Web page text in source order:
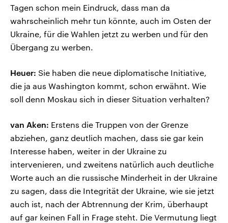
Tagen schon mein Eindruck, dass man da
wahrscheinlich mehr tun könnte, auch im Osten der
Ukraine, für die Wahlen jetzt zu werben und für den
Übergang zu werben.
Heuer: Sie haben die neue diplomatische Initiative,
die ja aus Washington kommt, schon erwähnt. Wie
soll denn Moskau sich in dieser Situation verhalten?
van Aken: Erstens die Truppen von der Grenze
abziehen, ganz deutlich machen, dass sie gar kein
Interesse haben, weiter in der Ukraine zu
intervenieren, und zweitens natürlich auch deutliche
Worte auch an die russische Minderheit in der Ukraine
zu sagen, dass die Integrität der Ukraine, wie sie jetzt
auch ist, nach der Abtrennung der Krim, überhaupt
auf gar keinen Fall in Frage steht. Die Vermutung liegt